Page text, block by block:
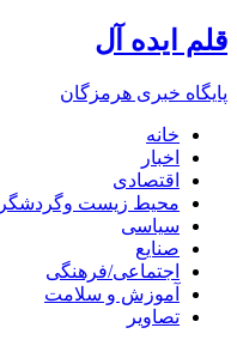
قلم ایده آل
پایگاه خبری هرمزگان
خانه
اخبار
اقتصادی
محیط زیست
سیاسی
صنایع
اجتماعی/فرهنگی
آموزش و سلامت
تصاویر